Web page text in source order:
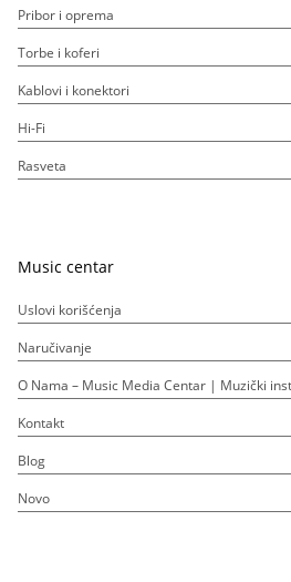
Pribor i oprema
Torbe i koferi
Kablovi i konektori
Hi-Fi
Rasveta
Music centar
Uslovi korišćenja
Naručivanje
O Nama – Music Media Centar | Muzički
Kontakt
Blog
Novo